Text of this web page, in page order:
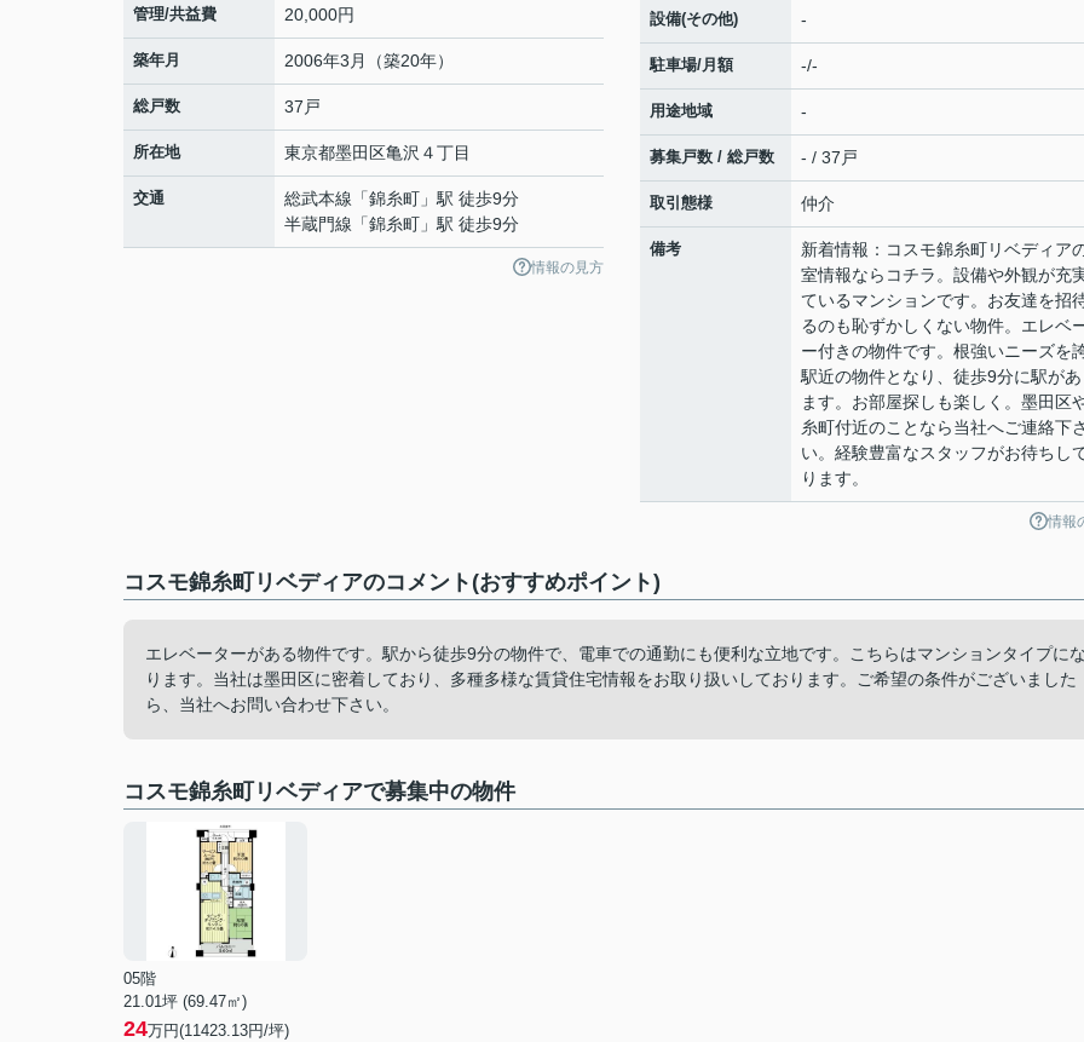
管理/共益費 20,000円
築年月 2006年3月（築20年）
総戸数 37戸
所在地 東京都墨田区亀沢 ４丁目
交通 総武本線 「錦糸町 」駅 徒歩9分
半蔵門線 「錦糸町 」駅 徒歩9分
情報の見方
設備(その他) -
駐車場/月額 -/-
用途地域 -
募集戸数 / 総戸数 - / 37戸
取引態様 仲介
備考
新着情報：コスモ錦糸町リベディア
室情報ならコチラ。設備や外観が充
ているマンションです。お友達を招
るのも恥ずかしくない物件。エレベ
ー付きの物件です。根強いニーズを
駅近の物件となり、徒歩9分に駅があ
ます。お部屋探しも楽しく。墨田区
糸町付近のことなら当社へご連絡下さ
い。経験豊富なスタッフがお待ちし
ります。
情報
コスモ錦糸町リベディアのコメント(おすすめポイント)
エレベーターがある物件です。駅から徒歩9分の物件で、電車での通勤にも便利な立地です。こちらはマンションタイプにな
ります。当社は墨田区に密着しており、多種多様な賃貸住宅情報をお取り扱いしております。ご希望の条件がございました
ら、当社へお問い合わせ下さい。
コスモ錦糸町リベディアで募集中の物件
05階
21.01坪 (69.47㎡)
24万円(11423.13円/坪)